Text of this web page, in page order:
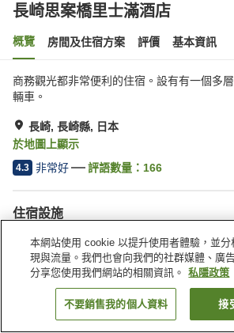
長崎思案橋里士滿酒店
概覽 房間及住宿方案 評價 基本資訊
商務觀光都非常便利的住宿。設有有一個多
輛車。
長崎, 長崎縣, 日本
於地圖上顯示
4.3 非常好 評語數量： 166
住宿設施
Wi-Fi
餐廳
自動販賣機
共用微波
找客房
本網站使用 cookie 以提升使用者體驗，並
現與流量。我們也會向我們的社群媒體、廣
分享您使用我們網站的相關資訊。
私隱政策
不要銷售我的個人資料 接